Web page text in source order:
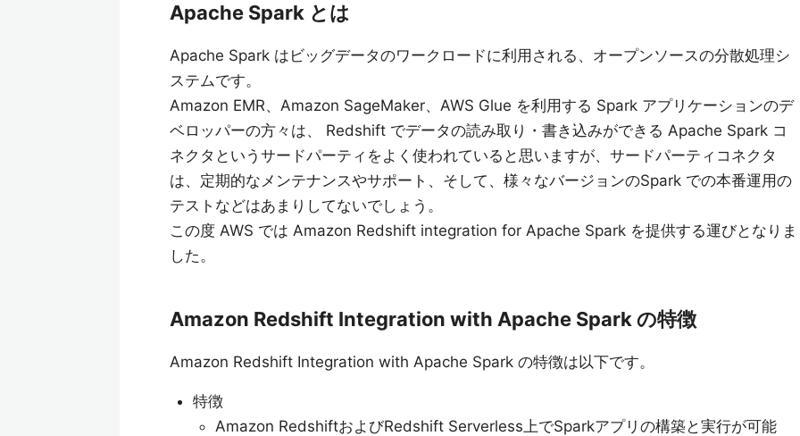
Apache Spark とは
Apache Spark はビッグデータのワークロードに利用される、オープンソースの分散処理シ
ステムです。
Amazon EMR、Amazon SageMaker、AWS Glue を利用する Spark アプリケーションのデ
ベロッパーの方々は、 Redshift でデータの読み取り・書き込みができる Apache Spark コ
ネクタというサードパーティをよく使われていると思いますが、サードパーティコネクタ
は、定期的なメンテナンスやサポート、そして、様々なバージョンのSpark での本番運用の
テストなどはあまりしてないでしょう。
この度 AWS では Amazon Redshift integration for Apache Spark を提供する運びとなりま
した。
Amazon Redshift Integration with Apache Spark の特徴
Amazon Redshift Integration with Apache Spark の特徴は以下です。
特徴
Amazon RedshiftおよびRedshift Serverless上でSparkアプリの構築と実行が可能